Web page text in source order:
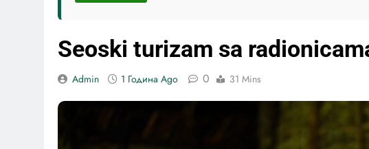
Seoski turizam sa
Admin 1 Година Ago 0 31 Mins